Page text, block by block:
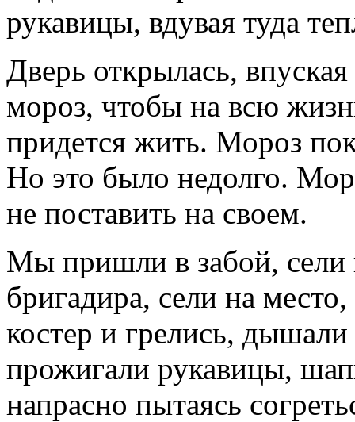
рукавицы, вдувая туда
Дверь открылась,
мороз, чтобы на всю
придется жить. Мороз
Но это было недолго.
не поставить на своем.
Мы пришли в забой, сели
бригадира, сели на
костер и грелись, дышали
прожигали рукавицы,
напрасно пытаясь